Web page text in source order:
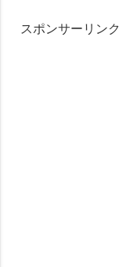
スポンサーリンク